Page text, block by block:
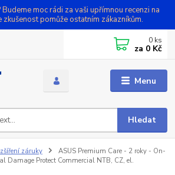
Budeme moc rádi za vaši upřímnou recenzi na
zkušenost pomůže ostatním zákazníkům.
Menu
Hledat
0 ks
za 0 Kč
záruky
ASUS Premium Care - 2 roky - On-
Damage Protect Commercial NTB, CZ, el.